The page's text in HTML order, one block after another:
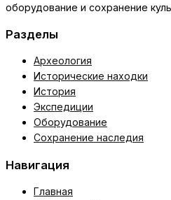
оборудование и сохранение
Разделы
Археология
Исторические находки
История
Экспедиции
Оборудование
Сохранение наследия
Навигация
Главная